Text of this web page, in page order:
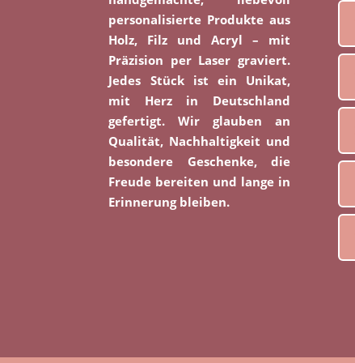
personalisierte Produkte aus
Holz, Filz und Acryl – mit
Präzision per Laser graviert.
Jedes Stück ist ein Unikat,
mit Herz in Deutschland
gefertigt. Wir glauben an
Qualität, Nachhaltigkeit und
besondere Geschenke, die
Freude bereiten und lange in
Erinnerung bleiben.